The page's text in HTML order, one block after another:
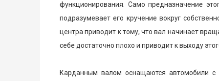
функционирования. Само предназначение
подразумевает его кручение вокруг
центра приводит к тому, что вал начинает
себе достаточно плохо и приводит к выходу
Карданным валом оснащаются автомобили